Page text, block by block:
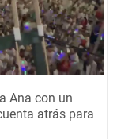
Ana con un
atrás para